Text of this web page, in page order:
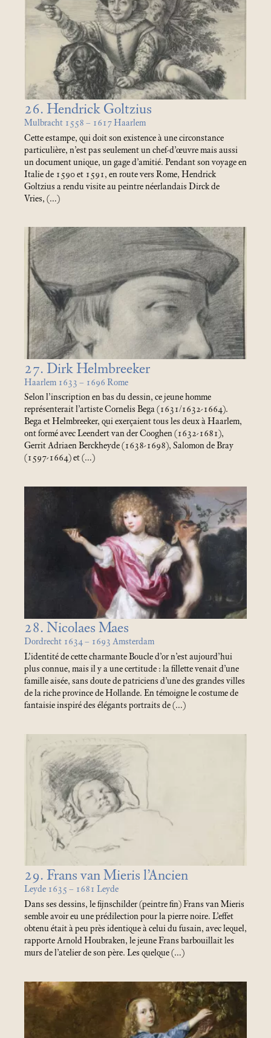
26. Hendrick Goltzius
Mulbracht 1558 – 1617 Haarlem
Cette estampe, qui doit son existence à une circonstance
particulière, n’est pas seulement un chef-d’œuvre mais aussi
un document unique, un gage d’amitié. Pendant son voyage en
Italie de 1590 et 1591, en route vers Rome, Hendrick
Goltzius a rendu visite au peintre néerlandais Dirck de
Vries, (…)
27. Dirk Helmbreeker
Haarlem 1633 – 1696 Rome
Selon l’inscription en bas du dessin, ce jeune homme
représenterait l’artiste Cornelis Bega (1631/1632-1664).
Bega et Helmbreeker, qui exerçaient tous les deux à Haarlem,
ont formé avec Leendert van der Cooghen (1632-1681),
Gerrit Adriaen Berckheyde (1638-1698), Salomon de Bray
(1597-1664) et (…)
28. Nicolaes Maes
Dordrecht 1634 – 1693 Amsterdam
L’identité de cette charmante Boucle d’or n’est aujourd’hui
plus connue, mais il y a une certitude : la fillette venait d’une
famille aisée, sans doute de patriciens d’une des grandes villes
de la riche province de Hollande. En témoigne le costume de
fantaisie inspiré des élégants portraits de (…)
29. Frans van Mieris l’Ancien
Leyde 1635 – 1681 Leyde
Dans ses dessins, le fijnschilder (peintre fin) Frans van Mieris
semble avoir eu une prédilection pour la pierre noire. L’effet
obtenu était à peu près identique à celui du fusain, avec lequel,
rapporte Arnold Houbraken, le jeune Frans barbouillait les
murs de l’atelier de son père. Les quelque (…)